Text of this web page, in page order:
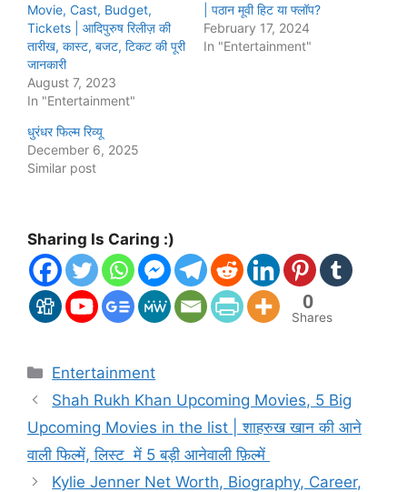
Movie, Cast, Budget,
Tickets | आदिपुरुष रिलीज़ की
तारीख, कास्ट, बजट, टिकट की पूरी
जानकारी
August 7, 2023
In "Entertainment"
| पठान मूवी हिट या फ्लॉप?
February 17, 2024
In "Entertainment"
धुरंधर फिल्म रिव्यू
December 6, 2025
Similar post
Sharing Is Caring :)
0
Shares
Categories
Entertainment
Shah Rukh Khan Upcoming Movies, 5 Big
Upcoming Movies in the list | शाहरुख खान की आने
वाली फिल्में, लिस्ट में 5 बड़ी आनेवाली फ़िल्में
Kylie Jenner Net Worth, Biography, Career,